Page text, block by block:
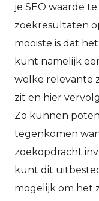
je SEO waarde
zoekresultaten
mooiste is dat
kunt namelijk
welke relevante
zit en hier
Zo kunnen
tegenkomen
zoekopdracht
kunt dit
mogelijk om het